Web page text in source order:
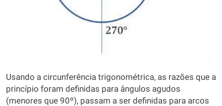
Usando a circunferência trigonométrica, as razões que a
princípio foram definidas para ângulos agudos
(menores que 90º), passam a ser definidas para arcos